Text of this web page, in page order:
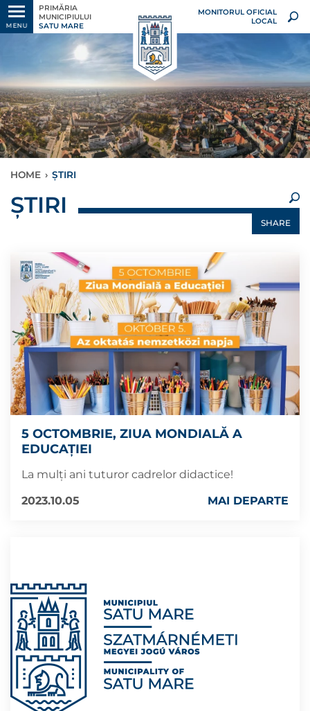
MENU
PRIMĂRIA
MUNICIPIULUI
SATU MARE
MONITORUL OFICIAL
LOCAL
HOME › ȘTIRI
×
ȘTIRI
SHARE
5 OCTOMBRIE, ZIUA MONDIALĂ A
EDUCAȚIEI
La mulți ani tuturor cadrelor didactice!
2023.10.05
MAI DEPARTE